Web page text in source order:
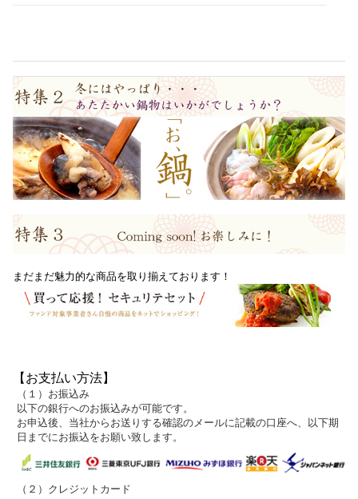
まだまだ魅力的な商品を取り揃えております！
【お支払い方法】
（１）お振込み
以下の銀行へのお振込みが可能です。
お申込後、当社からお送りする確認のメールに記載の口座へ、以下期
日までにお振込をお願い致します。
（２）クレジットカード